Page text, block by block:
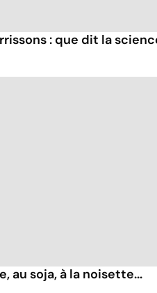
: que dit la
au soja, à la noisette...